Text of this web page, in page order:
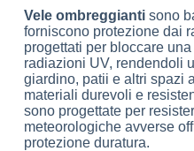
Vele ombreggiantisono
forniscono protezione dai
progettati per bloccare
radiazioni UV, rendendoli
giardino, patii e altri spazi
materiali durevoli e
sono progettate per
meteorologiche avverse
protezione duratura.